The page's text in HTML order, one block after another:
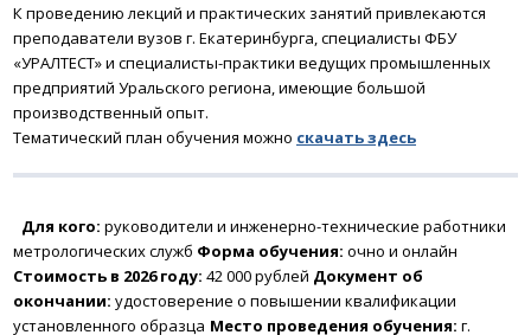
К проведению лекций и практических занятий привлекаются
преподаватели вузов г. Екатеринбурга, специалисты ФБУ
«УРАЛТЕСТ» и специалисты-практики ведущих промышленных
предприятий Уральского региона, имеющие большой
производственный опыт.
Тематический план обучения можно скачатьздесь
Для кого: руководители и инженерно-технические работники
метрологических служб Форма обучения: очно и онлайн
Стоимость в 2026 году: 42 000 рублей Документ об
окончании: удостоверение о повышении квалификации
установленного образца Место проведения обучения: г.